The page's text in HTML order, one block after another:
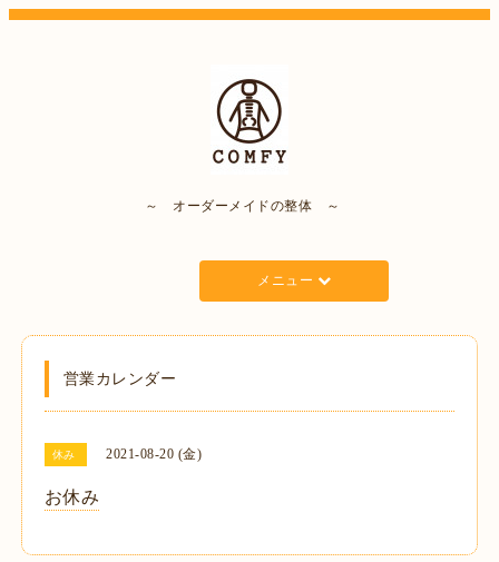
～ オーダーメイドの整体 ～
メニュー
営業カレンダー
休み 2021-08-20 (金)
お休み